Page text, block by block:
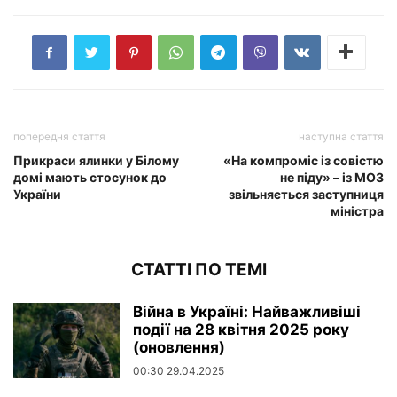
попередня стаття
Прикраси ялинки у Білому
домі мають стосунок до
України
наступна стаття
«На компроміс із совістю
не піду» – із МОЗ
звільняється заступниця
міністра
СТАТТІ ПО ТЕМІ
Війна в Україні: Найважливіші
події на 28 квітня 2025 року
(оновлення)
00:30 29.04.2025